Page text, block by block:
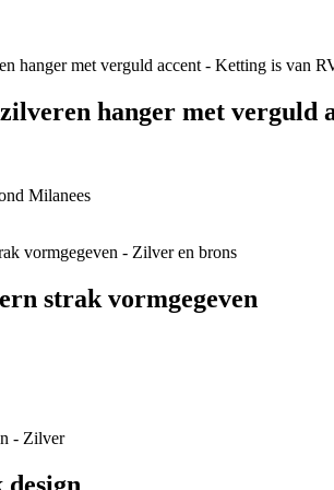
hanger met verguld
Milanees
strak vormgegeven